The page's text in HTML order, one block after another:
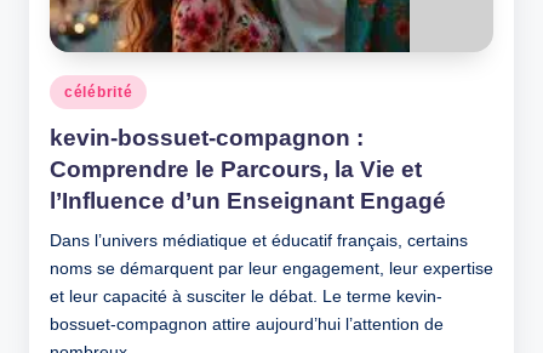
Posted
in
célébrité
kevin-bossuet-compagnon :
Comprendre le Parcours, la Vie et
l’Influence d’un Enseignant Engagé
Dans l’univers médiatique et éducatif français, certains
noms se démarquent par leur engagement, leur expertise
et leur capacité à susciter le débat. Le terme kevin-
bossuet-compagnon attire aujourd’hui l’attention de